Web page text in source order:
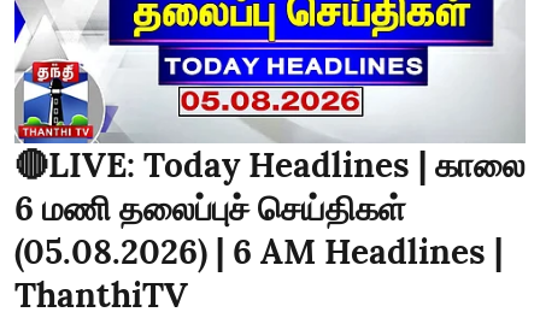
🔴LIVE: Today Headlines | காலை
6 மணி தலைப்புச் செய்திகள்
(05.08.2026) | 6 AM Headlines |
ThanthiTV